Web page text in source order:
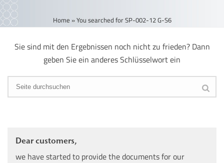
Home »You searched for SP-002-12 G-S6
Sie sind mit den Ergebnissen noch nicht zu frieden? Dann
geben Sie ein anderes Schlüsselwort ein
Dear customers,
we have started to provide the documents for our